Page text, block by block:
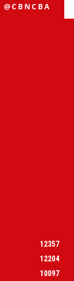
@CBNCBA
12357
12204
10097